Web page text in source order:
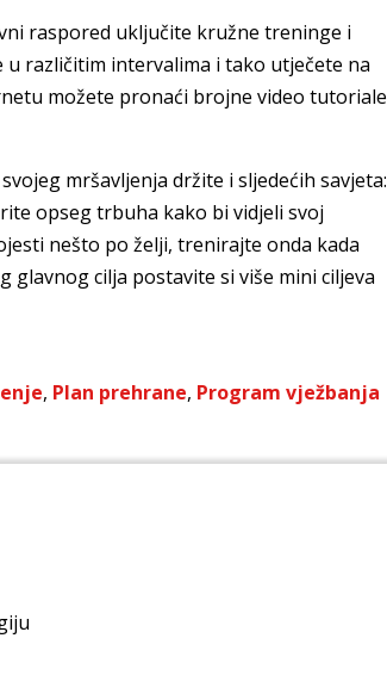
raspored uključite kružne treninge i
različitim intervalima i tako utječete na
možete pronaći brojne video tutoriale
mršavljenja držite i sljedećih savjeta:
opseg trbuha kako bi vidjeli svoj
nešto po želji, trenirajte onda kada
cilja postavite si više mini ciljeva
, Plan prehrane, Program vježbanja